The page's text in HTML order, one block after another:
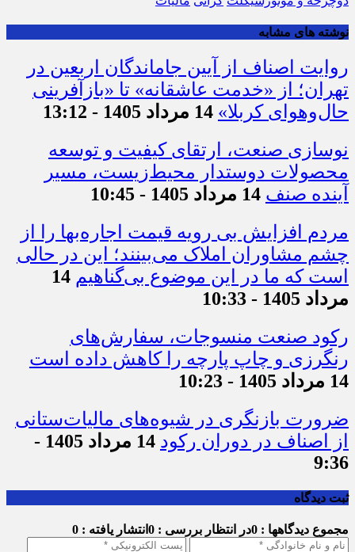
نوشته های مشابه
روایت اصناف از آیین جاماندگان اربعین در
تهران؛ از «خدمت عاشقانه» تا «بازآفرینی
حال‌وهوای کربلا» 14 مرداد 1405 - 13:12
نوسازی صنعت، ارتقای کیفیت و توسعه
محصولات دوستدار محیط‌زیست، مسیر
آینده صنف 14 مرداد 1405 - 10:45
مردم افزایش بی رویه قیمت اجاره‌بها را از
چشم مشاوران املاک می‌بینند؛ این در حالی
است که ما در این موضوع بی‌گناهیم 14
مرداد 1405 - 10:33
رکود صنعت منسوجات، سفارش‌های
رنگرزی و چاپ پارچه را کاهش داده است
14 مرداد 1405 - 10:23
ضرورت بازنگری در شیوه‌های مالیات‌ستانی
از اصناف در دوران رکود
14 مرداد 1405 -
9:36
ثبت دیدگاه
مجموع دیدگاهها : 0 در انتظار بررسی : 0 انتشار یافته : 0